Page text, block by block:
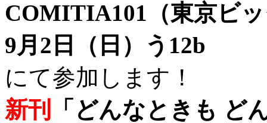
COMITIA101（東京ビ
9月2日（日）う12b
にて参加します！
新刊
「どんなときも ど